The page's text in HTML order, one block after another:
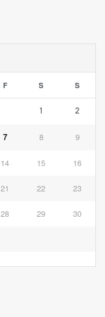
F S S
1 2
7 8 9
14 15 16
21 22 23
28 29 30